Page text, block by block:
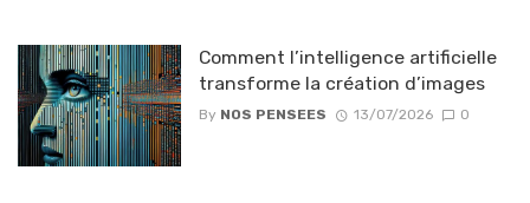
Comment l’intelligence artificielle
transforme la création d’images
By NOS PENSEES 13/07/2026 0